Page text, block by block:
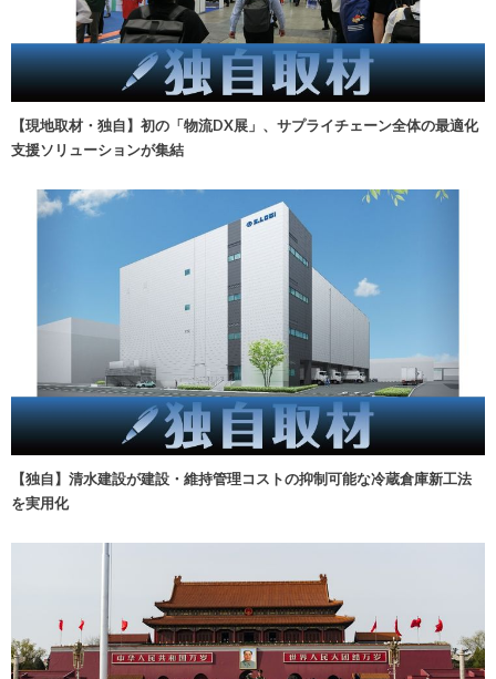
【現地取材・独自】初の「物流DX展」、サプライチェーン全体の最適化
支援ソリューションが集結
【独自】清水建設が建設・維持管理コストの抑制可能な冷蔵倉庫新工法
を実用化